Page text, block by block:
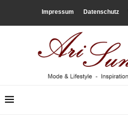
Impressum Datenschutz